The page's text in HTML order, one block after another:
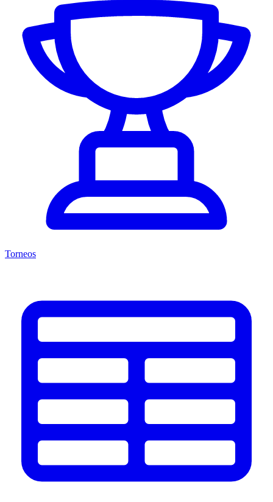
Torneos